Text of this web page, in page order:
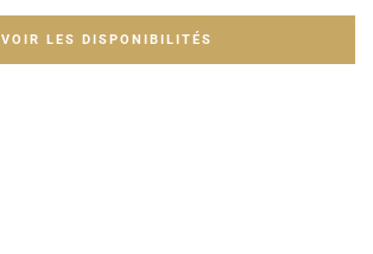
VOIR LES DISPONIBILITÉS